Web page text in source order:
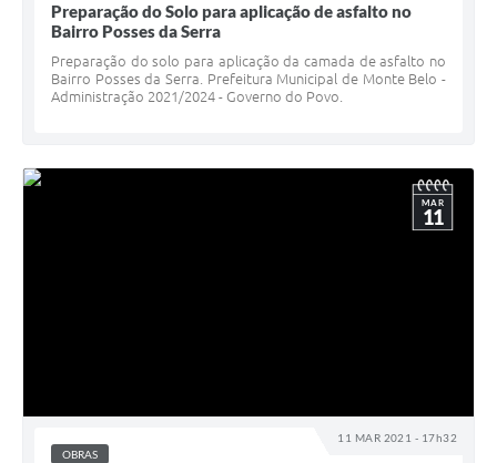
Preparação do Solo para aplicação de asfalto no
Bairro Posses da Serra
Preparação do solo para aplicação da camada de asfalto no
Bairro Posses da Serra. Prefeitura Municipal de Monte Belo -
Administração 2021/2024 - Governo do Povo.
11 MAR 2021 - 17h32
MAR
11
OBRAS